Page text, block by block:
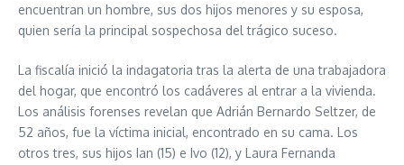
encuentran un hombre, sus dos hijos menores y su esposa,
quien sería la principal sospechosa del trágico suceso.
La fiscalía inició la indagatoria tras la alerta de una trabajadora
del hogar, que encontró los cadáveres al entrar a la vivienda.
Los análisis forenses revelan que Adrián Bernardo Seltzer, de
52 años, fue la víctima inicial, encontrado en su cama. Los
otros tres, sus hijos Ian (15) e Ivo (12), y Laura Fernanda